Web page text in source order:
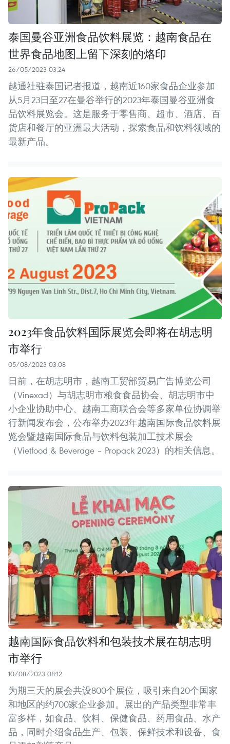
泰国曼谷亚洲食品饮料展览：越南食品在
世界食品地图上留下深刻的烙印
26/05/2023 03:24
越通社驻泰国记者报道，越南近160家食品企业参加
从5月23日至27在曼谷举行的2023年泰国曼谷亚洲食
品饮料展览会。这是服务于零售商、超市、酒店、百
货店和餐厅的亚洲最大活动，探索食品和饮料领域的
最新产品。
2023年食品饮料国际展览会即将在胡志明
市举行
05/08/2023 03:08
日前，在胡志明市，越南工贸部贸易广告博览公司
（Vinexad）与胡志明市粮食食品协会、胡志明市中
小企业协助中心、越南工商联合会等多家单位协调举
行新闻发布会，公布举办2023年越南国际食品饮料展
览会暨越南国际食品与饮料包装加工技术展会
（Vietfood & Beverage – Propack 2023）的相关信息。
越南国际食品饮料和包装技术展在胡志明
市举行
10/08/2023 08:12
为期三天的展会共设800个展位，吸引来自20个国家
和地区的约700家企业参加。展出的产品类型非常丰
富多样，如食品、饮料、保健食品、药用食品、水产
品，同时介绍食品生产、包装、保鲜技术和设备、食